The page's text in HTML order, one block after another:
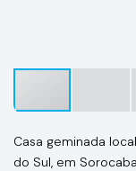
Casa geminada
do Sul, em